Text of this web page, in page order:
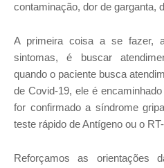
contaminação, dor de garganta,
A primeira coisa a se fazer,
sintomas, é buscar
quando o paciente busca
de Covid-19, ele é
for confirmado a síndrome
teste rápido de Antígeno ou o
Reforçamos as orientações